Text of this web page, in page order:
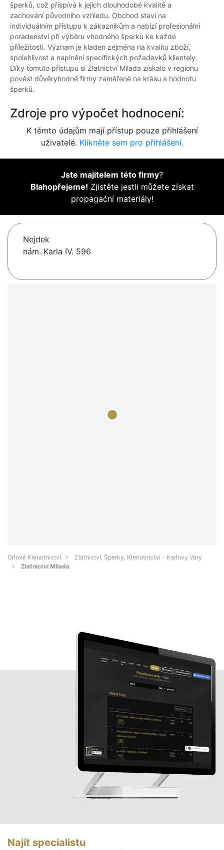
šperků, což přispívá k jejich dlouhodobé kvalitě a
zachování původního vzhledu. Obchod staví na
individuálním přístupu k zákazníkům a nabízí profesionální
poradenství při výběru vhodného šperku ke každé
příležitosti. Význam je kladen zejména na kvalitu zboží,
spolehlivost a naplnění specifických požadavků klientely.
Díky tomuto přístupu si Zlatnictví Milada získalo v regionu
pověst důvěryhodné firmy zaměřené na krásu a hodnotu
šperků.
Zdroje pro výpočet hodnocení:
K těmto údajům mají přístup pouze přihlášení
uživatelé. Klikněte sem pro přihlášení.
Jste majitelem této firmy?
Blahopřejeme! Zjistěte jestli můžete získat
propagační materiály!
Nejdek
nám. Karla IV. 596
Orlové Klenotnictví
Zlatnictví, Šperky, Klenotnictví - Karlovy Vary
Zlatnictví Milada
Najít specialistu